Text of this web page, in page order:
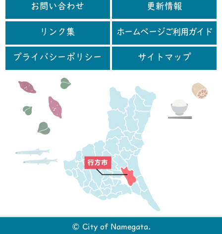
お問い合わせ 更新情報
リンク集 ホームページご利用ガイド
プライバシーポリシー サイトマップ
© City of Namegata.